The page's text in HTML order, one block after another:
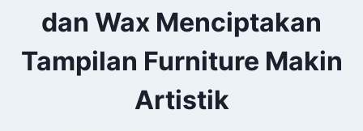
dan Wax Menciptakan
Tampilan Furniture Makin
Artistik